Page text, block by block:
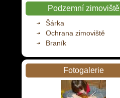
Podzemní zimoviště
Šárka
Ochrana zimoviště
Braník
Fotogalerie